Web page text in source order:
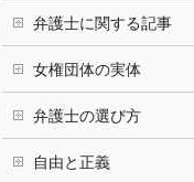
弁護士に関する記事
女権団体の実体
弁護士の選び方
自由と正義